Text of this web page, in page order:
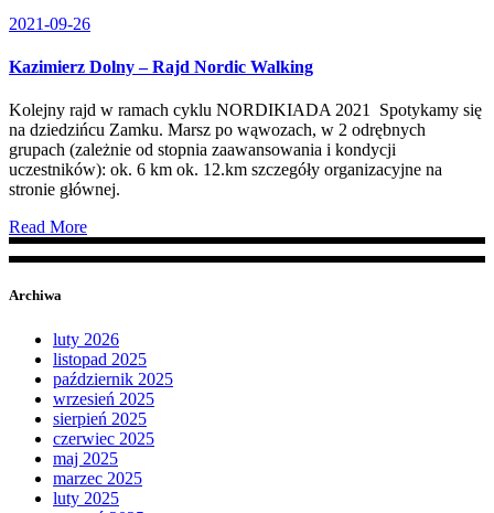
2021-09-26
Kazimierz Dolny – Rajd Nordic Walking
Kolejny rajd w ramach cyklu NORDIKIADA 2021 Spotykamy się
na dziedzińcu Zamku. Marsz po wąwozach, w 2 odrębnych
grupach (zależnie od stopnia zaawansowania i kondycji
uczestników): ok. 6 km ok. 12.km szczegóły organizacyjne na
stronie głównej.
Read More
Archiwa
luty 2026
listopad 2025
październik 2025
wrzesień 2025
sierpień 2025
czerwiec 2025
maj 2025
marzec 2025
luty 2025